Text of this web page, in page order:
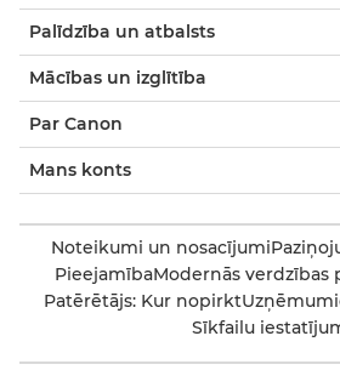
Palīdzība un atbalsts
Mācības un izglītība
Par Canon
Mans konts
Noteikumi un nosacījumi
PieejamībaModernās verdzības
Patērētājs: Kur nopirkt
Sīkfailu